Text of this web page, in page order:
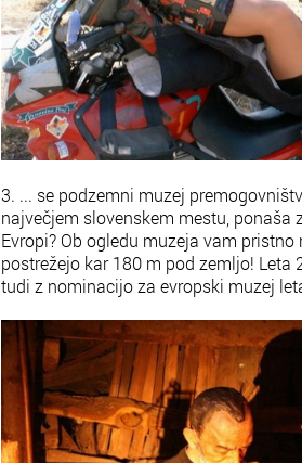
3. ... se podzemni muzej
največjem slovenskem mestu, ponaša
Evropi? Ob ogledu muzeja vam
postrežejo kar 180 m pod zemljo! Leta
tudi z nominacijo za evropski muzej